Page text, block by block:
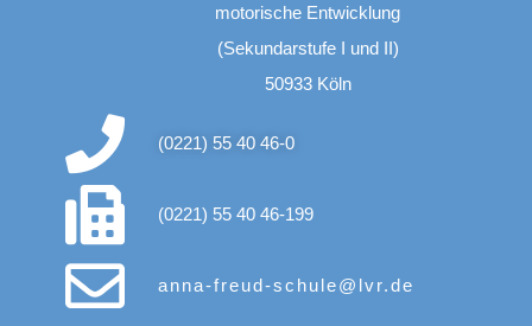
motorische Entwicklung
(Sekundarstufe I und II)
50933 Köln
(0221) 55 40 46-0
(0221) 55 40 46-199
anna-freud-schule@lvr.de